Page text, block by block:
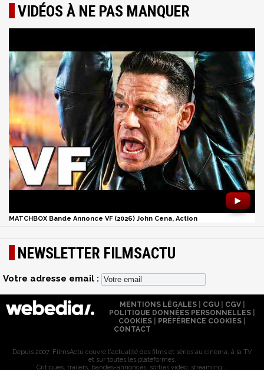
VIDÉOS À NE PAS MANQUER
►
MATCHBOX Bande Annonce VF (2026) John Cena, Action
NEWSLETTER FILMSACTU
Votre adresse email :
MENTIONS LÉGALES| CGU| CGV|
POLITIQUE DONNÉES PERSONNELLES
COOKIES
PRÉFÉRENCE COOKIES
CONTACT
Depuis 2007, FilmsActu couvre l'actualité des films et séries au cinéma, à la TV
et sur toutes les plateformes.
Critiques, trailers, bandes-annonces, sorties vidéo, streaming...